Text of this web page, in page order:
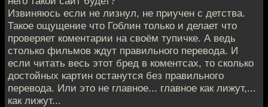
Извиняюсь если не лизнул, не приучен с детства.
Такое ощущение что Гоблин только и делает что
проверяет коментарии на своём тупичке. А ведь
столько фильмов ждут правильного перевода. И
если читать весь этот бред в коментсах, то сколько
достойных картин останутся без правильного
перевода. Или это не главное... главное как лижут,...
как лижут...